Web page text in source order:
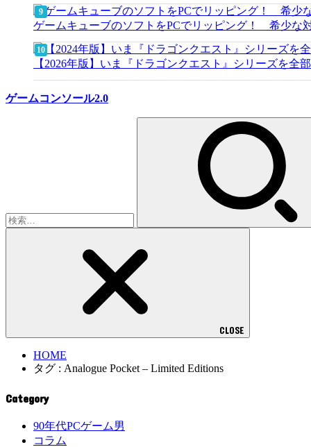
ゲームキューブのソフトをPCでリッピング！ 希少な
【2026年版】いま『ドラゴンクエスト』シリーズを全
ゲームコンソール2.0
CLOSE
HOME
タグ : Analogue Pocket – Limited Editions
Category
90年代PCゲーム男
コラム